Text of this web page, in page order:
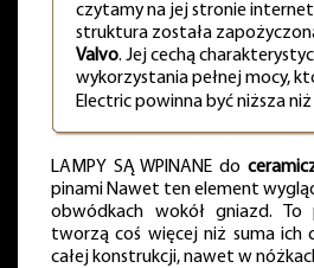
czytamy na jej stronie
struktura została
Valvo. Jej cechą
wykorzystania pełnej mocy,
Electric powinna być niższa
LAMPY SĄ WPINANE do
pinami Nawet ten element
obwódkach wokół gniazd.
tworzą coś więcej niż suma ich
całej konstrukcji, nawet w